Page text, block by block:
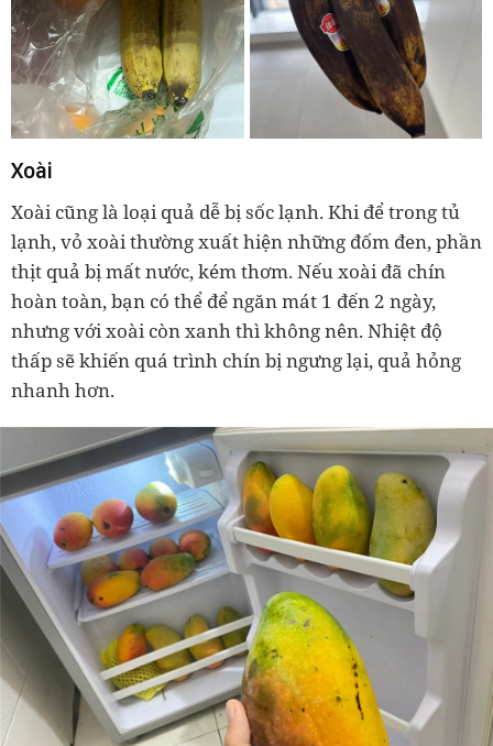
Xoài
Xoài cũng là loại quả dễ bị sốc lạnh. Khi để trong tủ
lạnh, vỏ xoài thường xuất hiện những đốm đen, phần
thịt quả bị mất nước, kém thơm. Nếu xoài đã chín
hoàn toàn, bạn có thể để ngăn mát 1 đến 2 ngày,
nhưng với xoài còn xanh thì không nên. Nhiệt độ
thấp sẽ khiến quá trình chín bị ngưng lại, quả hỏng
nhanh hơn.